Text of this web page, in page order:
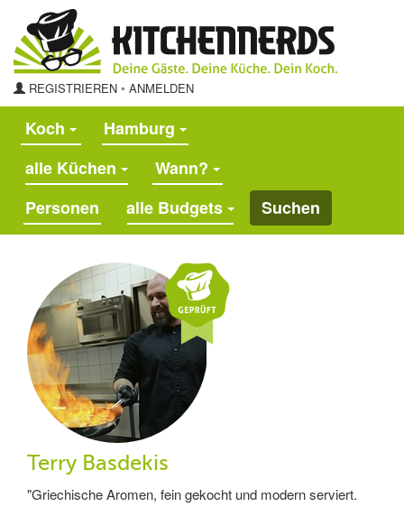
REGISTRIEREN ◦ ANMELDEN
Koch
Hamburg
alle Küchen
Wann?
alle Budgets
Suchen
Terry Basdekis
"Griechische Aromen, fein gekocht und modern serviert.